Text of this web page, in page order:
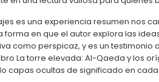
es una experiencia resumen nos
forma en que el autor explora las
como perspicaz, y es un testimonio
La torre elevada: Al-Qaeda y los
capas ocultas de significado en